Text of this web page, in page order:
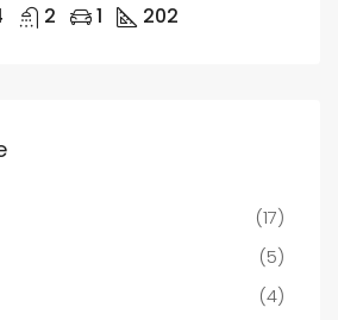
2 1 202
(17)
(5)
(4)